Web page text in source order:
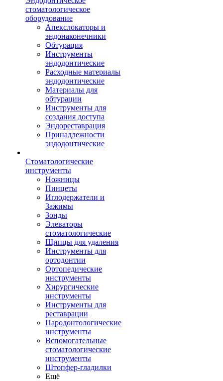
стоматологическое
оборудование
Апекслокаторы и
эндонаконечники
Обтурация
Инструменты
эндодонтические
Расходные материалы
эндодонтические
Материалы для
обтурации
Инструменты для
создания доступа
Эндореставрация
Принадлежности
эндодонтические
Стоматологические
инструменты
Ножницы
Пинцеты
Иглодержатели и
Зажимы
Зонды
Элеваторы
стоматологические
Щипцы для удаления
Инструменты для
ортодонтии
Ортопедические
инструменты
Хирургические
инструменты
Инструменты для
реставрации
Пародонтологические
инструменты
Вспомогательные
стоматологические
инструменты
Штопфер-гладилки
Ещё